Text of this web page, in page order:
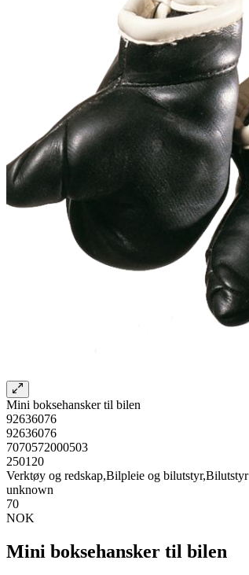
Mini boksehansker til bilen
92636076
92636076
7070572000503
250120
Verktøy og redskap,Bilpleie og bilutstyr,Bilutstyr
unknown
70
NOK
Mini boksehansker til bilen